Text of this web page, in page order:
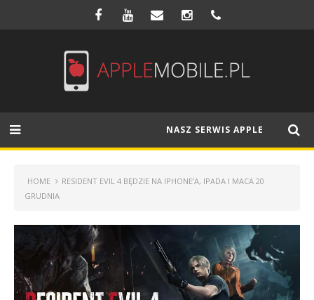
NASZ SERWIS APPLE
HOME
RESIDENT EVIL 4 BĘDZIE NA IPHONE’A, IPADA I MACA 20
GRUDNIA